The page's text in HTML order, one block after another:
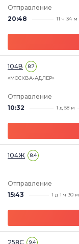
Отправление
20:48
11 ч 34 м
104В 8.7
«МОСКВА-АДЛЕР»
Отправление
10:32
1 д 58 м
104Ж 8.4
Отправление
15:43
1 д 1 ч 30 м
258С 9.4